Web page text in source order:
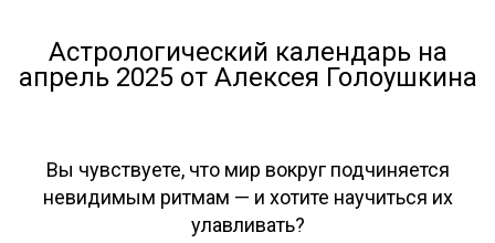
Астрологический календарь на
апрель 2025 от Алексея Голоушкина
Вы чувствуете, что мир вокруг подчиняется
невидимым ритмам — и хотите научиться их
улавливать?